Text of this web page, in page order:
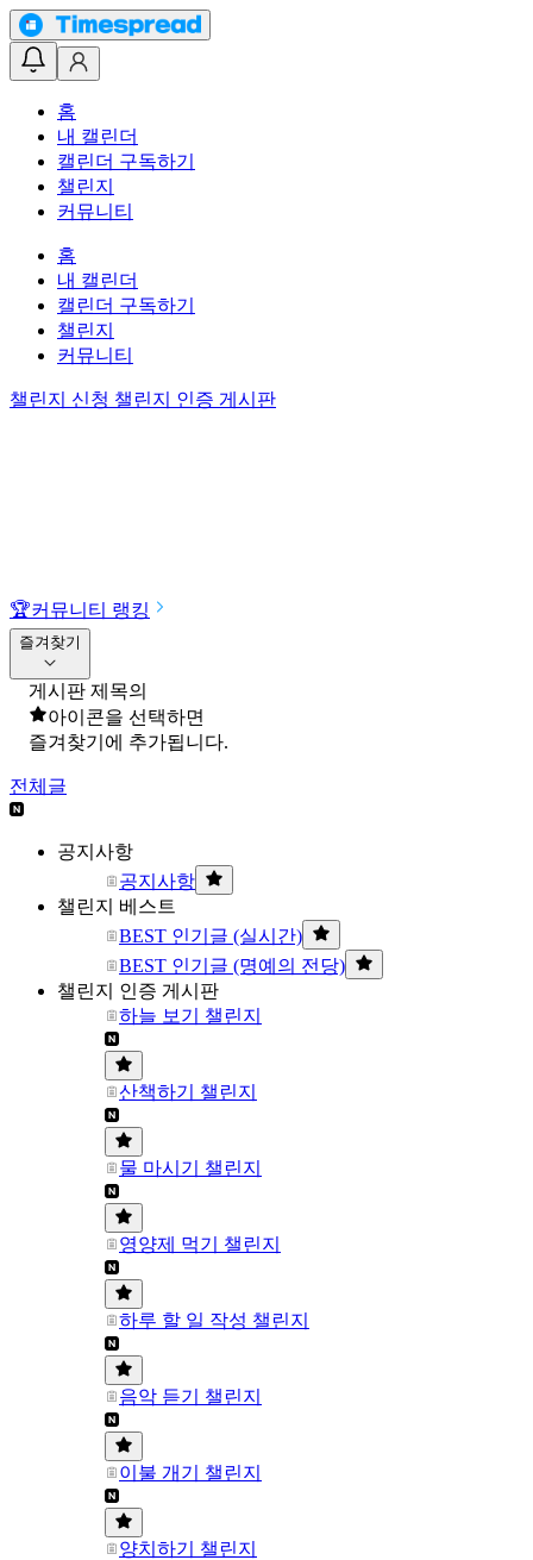
홈
내 캘린더
캘린더 구독하기
챌린지
커뮤니티
홈
내 캘린더
캘린더 구독하기
챌린지
커뮤니티
챌린지 신청 챌린지 인증 게시판
🏆커뮤니티 랭킹
즐겨찾기
게시판 제목의
아이콘을 선택하면
즐겨찾기에 추가됩니다.
전체글
공지사항
공지사항
챌린지 베스트
BEST 인기글 (실시간)
BEST 인기글 (명예의 전당)
챌린지 인증 게시판
하늘 보기 챌린지
산책하기 챌린지
물 마시기 챌린지
영양제 먹기 챌린지
하루 할 일 작성 챌린지
음악 듣기 챌린지
이불 개기 챌린지
양치하기 챌린지